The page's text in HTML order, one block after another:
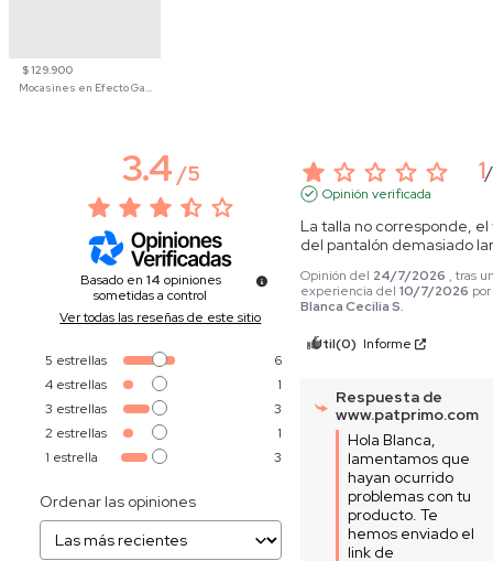
$ 129.900
Mocasines en Efecto Gamuzado Para Mujer
3.4/5
Basado en 14 opiniones
sometidas a control
Ver todas las reseñas de este sitio
5 estrellas
6
4 estrellas
1
3 estrellas
3
2 estrellas
1
1 estrella 3
Ordenar las opiniones
1/
Opinión verificada
La talla no corresponde, el
del pantalón demasiado
Opinión del 24/7/2026 , tras
experiencia del10/7/2026 por
Blanca Cecilia S.
Útil(0) Informe
Respuesta de
www.patprimo.com
Hola Blanca,
lamentamos que
hayan ocurrido
problemas con tu
producto. Te
hemos enviado el
link de